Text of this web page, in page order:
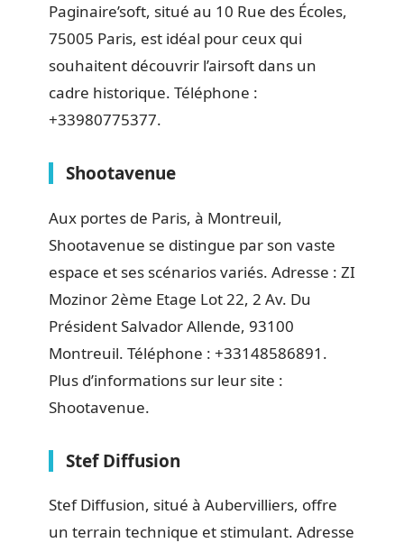
Paginaire’soft, situé au 10 Rue des Écoles,
75005 Paris, est idéal pour ceux qui
souhaitent découvrir l’airsoft dans un
cadre historique. Téléphone :
+33980775377.
Shootavenue
Aux portes de Paris, à Montreuil,
Shootavenue se distingue par son vaste
espace et ses scénarios variés. Adresse : ZI
Mozinor 2ème Etage Lot 22, 2 Av. Du
Président Salvador Allende, 93100
Montreuil. Téléphone : +33148586891.
Plus d’informations sur leur site :
Shootavenue.
Stef Diffusion
Stef Diffusion, situé à Aubervilliers, offre
un terrain technique et stimulant. Adresse